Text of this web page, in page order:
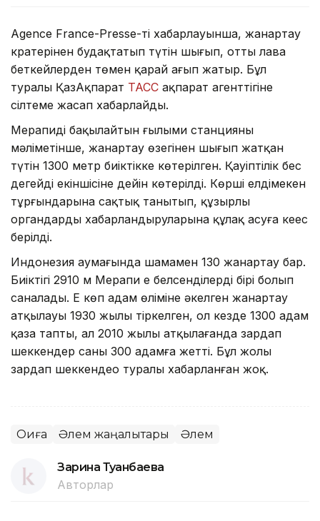
Agence France-Presse-тің хабарлауынша, жанартау
кратерінен будақтатып түтін шығып, отты лава
беткейлерден төмен қарай ағып жатыр. Бұл
туралы ҚазАқпарат ТАСС ақпарат агенттігіне
сілтеме жасап хабарлайды.
Мерапиді бақылайтын ғылыми станцияның
мәліметінше, жанартау өзегінен шығып жатқан
түтін 1300 метр биіктікке көтерілген. Қауіптілік бес
деңгейдің екіншісіне дейін көтерілді. Көрші елдімекен
тұрғындарына сақтық танытып, құзырлы
органдардың хабарландыруларына құлақ асуға кеңес
берілді.
Индонезия аумағында шамамен 130 жанартау бар.
Биіктігі 2910 м Мерапи ең белсенділердің бірі болып
саналады. Ең көп адам өліміне әкелген жанартау
атқылауы 1930 жылы тіркелген, ол кезде 1300 адам
қаза тапты, ал 2010 жылы атқылағанда зардап
шеккендер саны 300 адамға жетті. Бұл жолы
зардап шеккендео туралы хабарланған жоқ.
Оқиға Әлем жаңалықтары Әлем
Зарина Туғанбаева
Авторлар